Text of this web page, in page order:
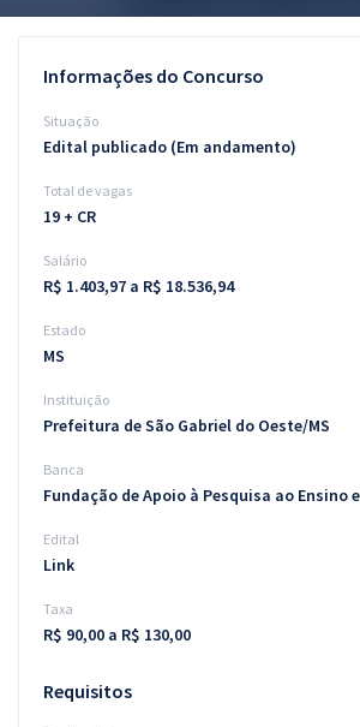
Questões grátis
Conteúdo gratuito
Aprovados
Atendimento
Informações do Concurso
Situação
Edital publicado (Em andamento)
Total de vagas
19 + CR
Salário
R$ 1.403,97 a R$ 18.536,94
Estado
MS
Instituição
Prefeitura de São Gabriel do Oeste/MS
Banca
Fundação de Apoio à Pesquisa ao Ensino
Edital
Link
Taxa
R$ 90,00 a R$ 130,00
Requisitos